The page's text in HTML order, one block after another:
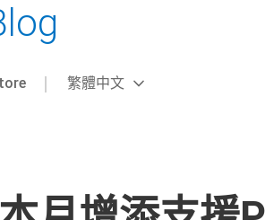
Select
Current
繁體中文